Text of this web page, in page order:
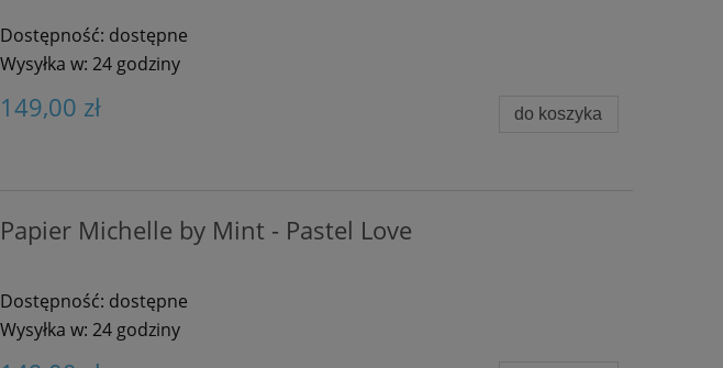
Dostępność: dostępne
Wysyłka w: 24 godziny
149,00 zł do koszyka
Papier Michelle by Mint - Pastel Love
Dostępność: dostępne
Wysyłka w: 24 godziny